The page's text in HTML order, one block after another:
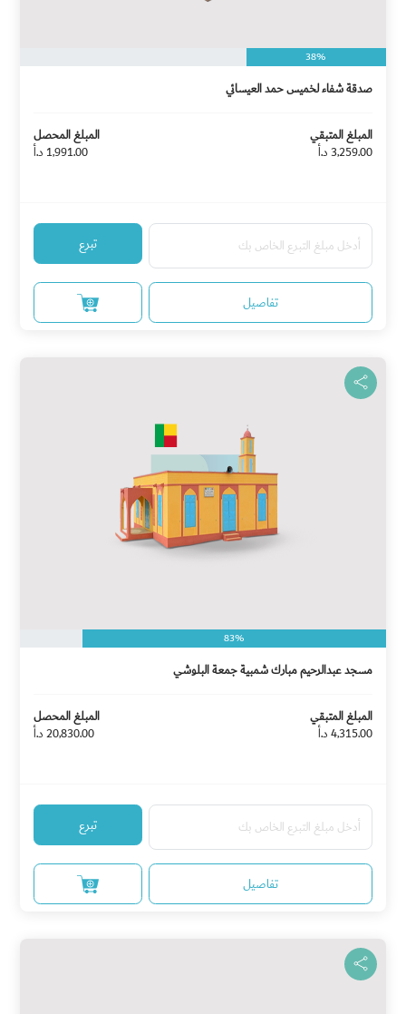
38%
صدقة شفاء لخميس حمد العيسائي
المبلغ المتبقي
3,259.00 د.أ
المبلغ المحصل
1,991.00 د.أ
تبرع
تفاصيل
83%
مسجد عبدالرحيم مبارك شمبية جمعة البلوشي
المبلغ المتبقي
4,315.00 د.أ
المبلغ المحصل
20,830.00 د.أ
تبرع
تفاصيل